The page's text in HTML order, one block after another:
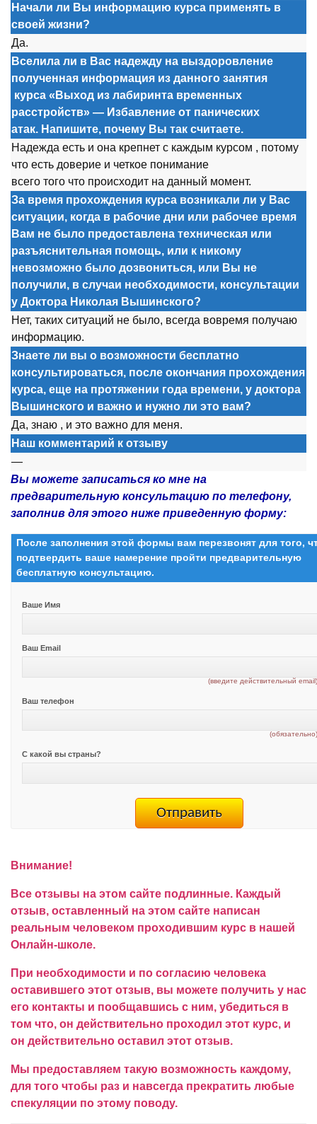
Начали ли Вы информацию курса применять в
своей жизни?
Да.
Вселила ли в Вас надежду на выздоровление
полученная информация из данного занятия
курса «Выход из лабиринта временных
расстройств» — Избавление от панических
атак. Напишите, почему Вы так считаете.
Надежда есть и она крепнет с каждым курсом , потому
что есть доверие и четкое понимание
всего того что происходит на данный момент.
За время прохождения курса возникали ли у Вас
ситуации, когда в рабочие дни или рабочее время
Вам не было предоставлена техническая или
разъяснительная помощь, или к никому
невозможно было дозвониться, или Вы не
получили, в случаи необходимости, консультации
у Доктора Николая Вышинского?
Нет, таких ситуаций не было, всегда вовремя получаю
информацию.
Знаете ли вы о возможности бесплатно
консультироваться, после окончания прохождения
курса, еще на протяжении года времени, у доктора
Вышинского и важно и нужно ли это вам?
Да, знаю , и это важно для меня.
Наш комментарий к отзыву
—
Вы можете записаться ко мне на
предварительную консультацию по телефону,
заполнив для этого ниже приведенную форму:
После заполнения этой формы вам перезвонят для того,
подтвердить ваше намерение пройти предварительную
бесплатную консультацию.
Ваше Имя
Ваш Email
(введите действительный
Ваш телефон
С какой вы страны?
Внимание!
Все отзывы на этом сайте подлинные. Каждый
отзыв, оставленный на этом сайте написан
реальным человеком проходившим курс в нашей
Онлайн-школе.
При необходимости и по согласию человека
оставившего этот отзыв, вы можете получить у нас
его контакты и пообщавшись с ним, убедиться в
том что, он действительно проходил этот курс, и
он действительно оставил этот отзыв.
Мы предоставляем такую возможность каждому,
для того чтобы раз и навсегда прекратить любые
спекуляции по этому поводу.